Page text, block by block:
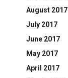
August 2017
July 2017
June 2017
May 2017
April 2017